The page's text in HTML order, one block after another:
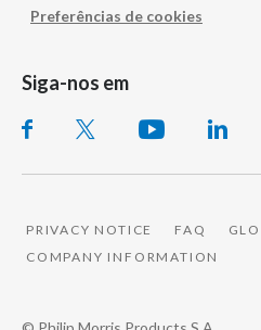
Preferências de cookies
Siga-nos em
PRIVACY NOTICE FAQ
COMPANY INFORMATION